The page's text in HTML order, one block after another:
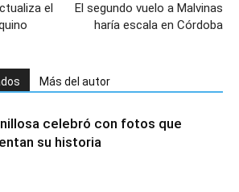
el
El segundo vuelo a Malvinas
haría escala en Córdoba
Más del autor
celebró con fotos que
su historia